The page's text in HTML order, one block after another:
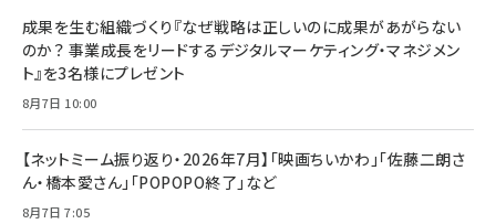
成果を生む組織づくり『なぜ戦略は正しいのに成果があがらない
のか？ 事業成長をリードするデジタルマーケティング・マネジメン
ト』を3名様にプレゼント
8月7日 10:00
【ネットミーム振り返り・2026年7月】「映画ちいかわ」「佐藤二朗さ
ん・橋本愛さん」「POPOPO終了」など
8月7日 7:05